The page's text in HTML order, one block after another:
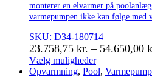
monterer en elvarmer på
varmepumpen ikke kan følge med
SKU: D34-180714
23.758,75 kr. – 54.650,00
Vælg muligheder
Dette
Opvarmning, Pool,